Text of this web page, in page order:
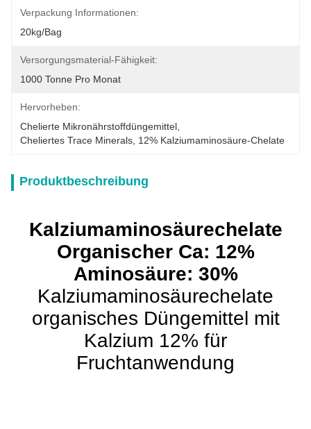
Verpackung Informationen:
20kg/bag
Versorgungsmaterial-Fähigkeit:
1000 Tonne Pro Monat
Hervorheben:
Chelierte Mikronährstoffdüngemittel
Cheliertes Trace Minerals 12% Kalziumaminosäure-Chelate
Produktbeschreibung
Kalziumaminosäurechelate
Organischer Ca: 12%
Aminosäure: 30%
Kalziumaminosäurechelate
organisches Düngemittel mit
Kalzium 12% für
Fruchtanwendung